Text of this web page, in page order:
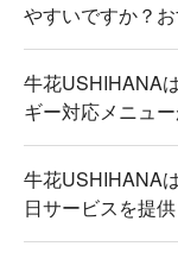
やすいですか？
牛花USHIHANA
ギー対応メニュ
牛花USHIHANA
日サービスを提